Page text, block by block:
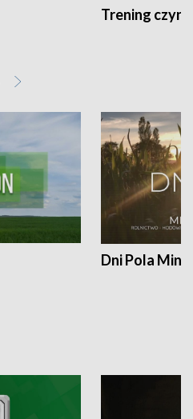
Trening czyni
Dni Pola